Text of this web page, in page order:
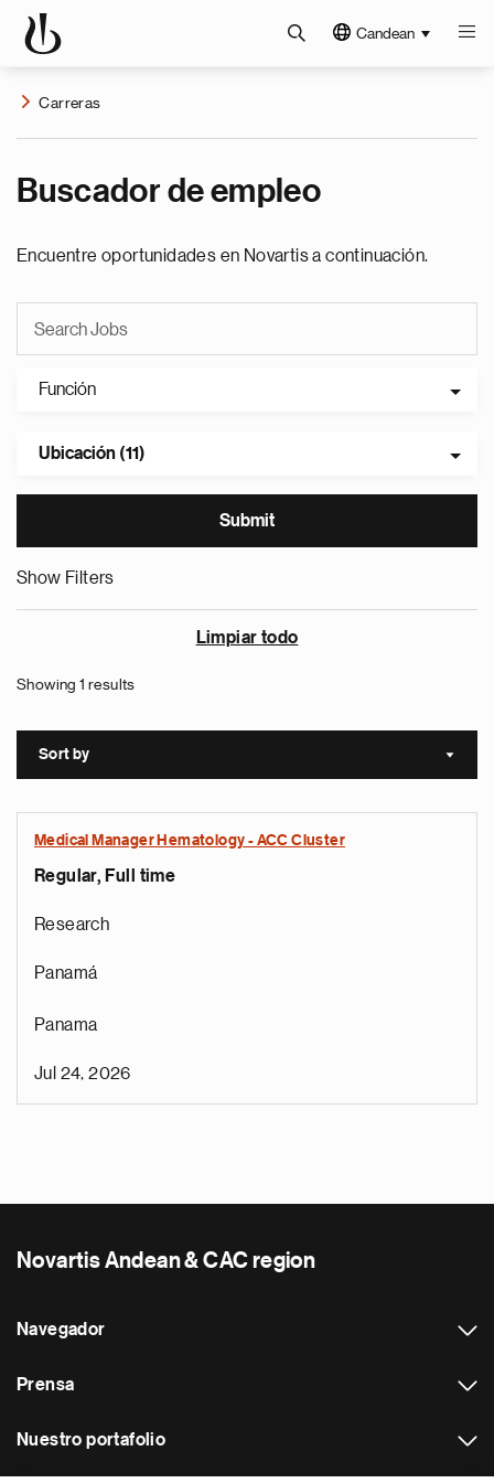
Candean
Carreras
Buscador de empleo
Encuentre oportunidades en Novartis a continuación.
Función
Ubicación (11)
Show Filters
Limpiar todo
Showing 1 results
Sort by Sort
Medical Manager Hematology - ACC Cluster
Regular, Full time
Research
Panamá
Panama
Jul 24, 2026
Novartis Andean & CAC region
Navegador
Prensa
Nuestro portafolio